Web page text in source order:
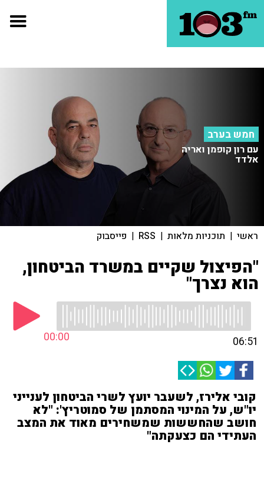
חמש בערב
עם רון קופמן ואריה
אלדד
ראשי | תוכניות מלאות |
RSS
| פייסבוק
"הפיצול שקיים במשרד הביטחון,
הוא נצרך"
00:00 06:51
קובי אלירז, לשעבר יועץ לשרי הביטחון לענייני
יו"ש, על המינוי המסתמן של סמוטריץ': "לא
חושב שהחששות שמשחירים מאוד את המצב
העתידי הם כצעקתה"